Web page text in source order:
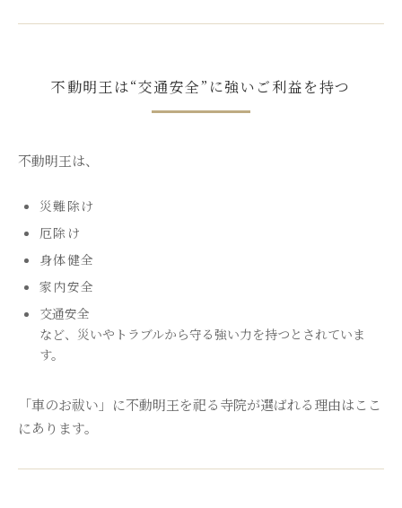
不動明王は“交通安全”に強いご利益を持つ
不動明王は、
災難除け
厄除け
身体健全
家内安全
交通安全
など、災いやトラブルから守る強い力を持つとされていま
す。
「車のお祓い」に不動明王を祀る寺院が選ばれる理由はここ
にあります。